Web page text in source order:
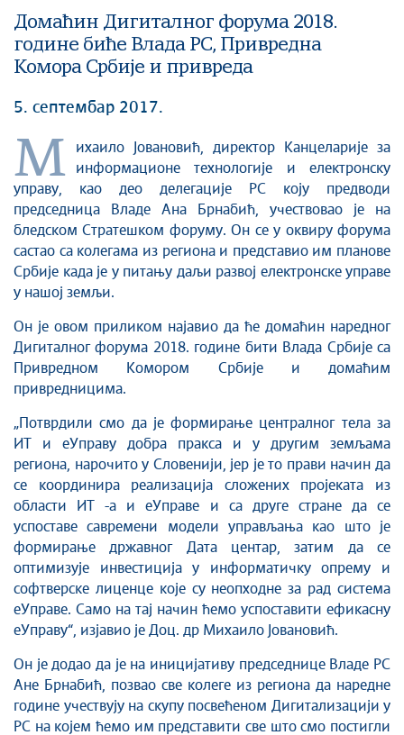
Домаћин Дигиталног форума 2018.
године биће Влада РС, Привредна
Комора Србије и привреда
5. септембар 2017.
М
ихаило Јовановић, директор Канцеларије за
информационе технологије и електронску
управу, као део делегације РС коју предводи
председница Владе Ана Брнабић, учествовао је на
бледском Стратешком форуму. Он се у оквиру форума
састао са колегама из региона и представио им планове
Србије када је у питању даљи развој електронске управе
у нашој земљи.
Он је овом приликом најавио да ће домаћин наредног
Дигиталног форума 2018. године бити Влада Србије са
Привредном Комором Србије и домаћим
привредницима.
„Потврдили смо да је формирање централног тела за
ИТ и еУправу добра пракса и у другим земљама
региона, нарочито у Словенији, јер је то прави начин да
се координира реализација сложених пројеката из
области ИТ -а и еУправе и са друге стране да се
успоставе савремени модели управљања као што је
формирање државног Дата центар, затим да се
оптимизује инвестиција у информатичку опрему и
софтверске лиценце које су неопходне за рад система
еУправе. Само на тај начин ћемо успоставити ефикасну
еУправу“, изјавио је Доц. др Михаило Јовановић.
Он је додао да је на иницијативу председнице Владе РС
Ане Брнабић, позвао све колеге из региона да наредне
године учествују на скупу посвећеном Дигитализацији у
РС на којем ћемо им представити све што смо постигли